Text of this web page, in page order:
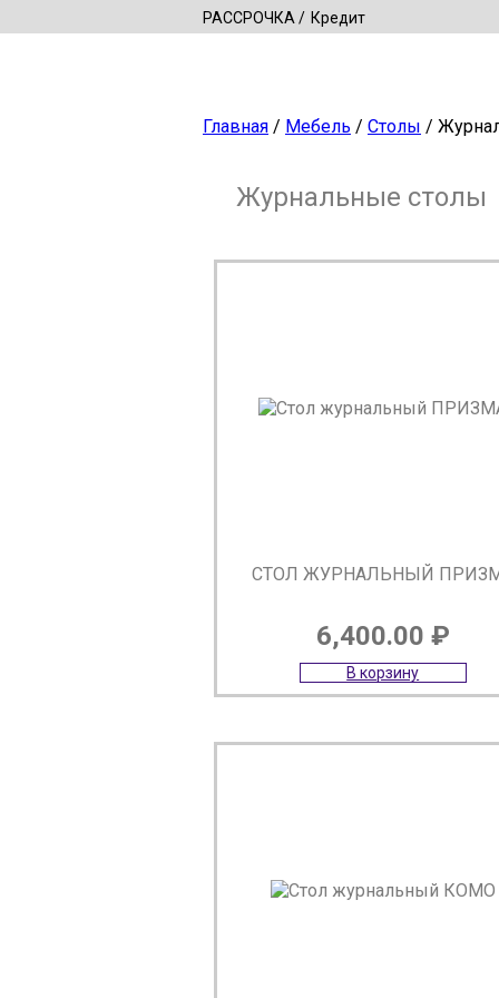
РАССРОЧКА Кредит
Главная / Мебель / Столы /
Журнальные столы
СТОЛ ЖУРНАЛЬНЫЙ
6,400.00 ₽
В корзину